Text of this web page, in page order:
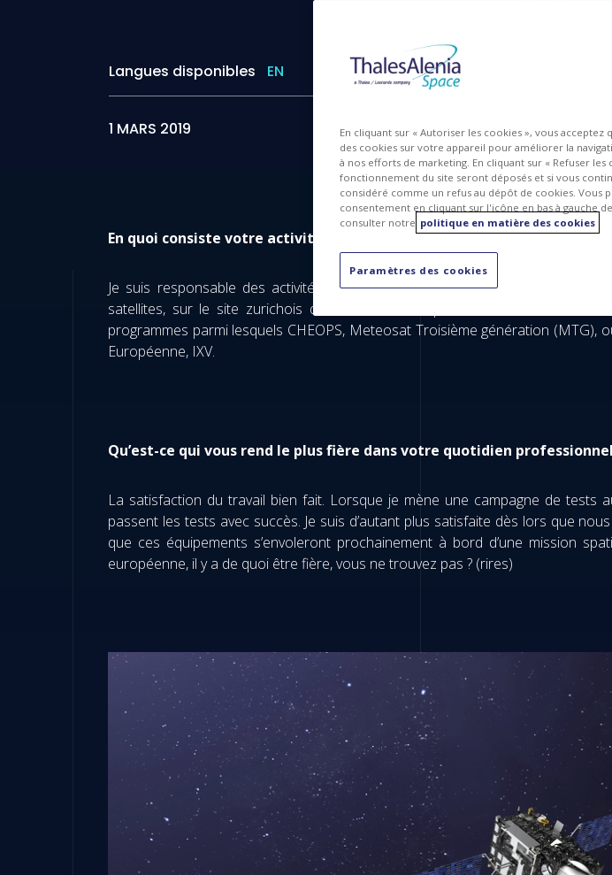
Langues disponibles EN
1 MARS 2019
En quoi consiste votre activité au sein de Thales Alenia Space ?
Je suis responsable des activités liées à l’Assemblage, à l’Intégration
satellites, sur le site zurichois de Thales Alenia Space. Au cours de ma
programmes parmi lesquels CHEOPS, Meteosat Troisième génération
Européenne, IXV.
Qu’est-ce qui vous rend le plus fière dans votre quotidien
La satisfaction du travail bien fait. Lorsque je mène une campagne de tests
passent les tests avec succès. Je suis d’autant plus satisfaite dès lors que
que ces équipements s’envoleront prochainement à bord d’une mission
européenne, il y a de quoi être fière, vous ne trouvez pas ? (rires)
En cliquant sur « Autoriser les cookies », vous acceptez
des cookies sur votre appareil pour améliorer la
à nos efforts de marketing. En cliquant sur « Refuser
fonctionnement du site seront déposés et si vous
considéré comme un refus au dépôt de cookies.
consentement en cliquant sur l'icône en bas à gauche
consulter notre politique en matière des cookies
Paramètres des cookies